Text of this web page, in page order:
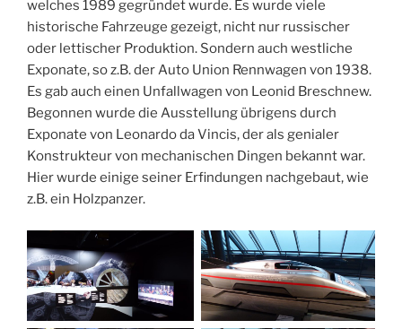
welches 1989 gegründet wurde. Es wurde viele
historische Fahrzeuge gezeigt, nicht nur russischer
oder lettischer Produktion. Sondern auch westliche
Exponate, so z.B. der Auto Union Rennwagen von 1938.
Es gab auch einen Unfallwagen von Leonid Breschnew.
Begonnen wurde die Ausstellung übrigens durch
Exponate von Leonardo da Vincis, der als genialer
Konstrukteur von mechanischen Dingen bekannt war.
Hier wurde einige seiner Erfindungen nachgebaut, wie
z.B. ein Holzpanzer.